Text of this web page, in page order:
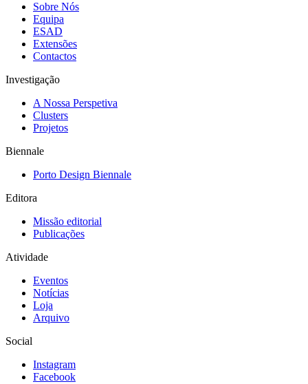
Sobre Nós
Equipa
ESAD
Extensões
Contactos
Investigação
A Nossa Perspetiva
Clusters
Projetos
Biennale
Porto Design Biennale
Editora
Missão editorial
Publicações
Atividade
Eventos
Notícias
Loja
Arquivo
Social
Instagram
Facebook